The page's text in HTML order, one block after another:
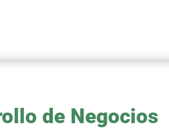
de Negocios